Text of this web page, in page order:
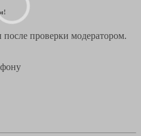
проверки модератором.